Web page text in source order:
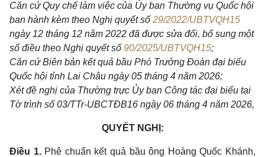
Căn cứ Quy chế làm việc của Ủy ban Thường vụ Quốc hội
ban hành kèm theo Nghị quyết số 29/2022/UBTVQH15
ngày 12 tháng 12 năm 2022 đã được sửa đổi, bổ sung một
số điều theo Nghị quyết số 90/2025/UBTVQH15;
Căn cứ Biên bản kết quả bầu Phó Trưởng Đoàn đại biểu
Quốc hội tỉnh Lai Châu ngày 05 tháng 4 năm 2026;
Xét đề nghị của Thường trực Ủy ban Công tác đại biểu tại
Tờ trình số 03/TTr-UBCTĐB16 ngày 06 tháng 4 năm 2026,
QUYẾT NGHỊ:
Điều 1. Phê chuẩn kết quả bầu ông Hoàng Quốc Khánh,